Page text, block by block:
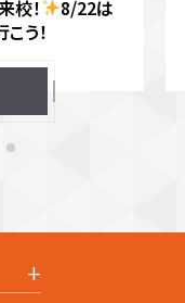
校！
8/22は
う！
+